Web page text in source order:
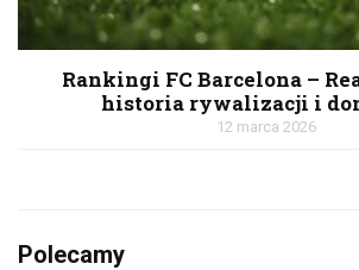
Rankingi FC Barcelona –
historia rywalizacji i
12 marca 2026
Polecamy